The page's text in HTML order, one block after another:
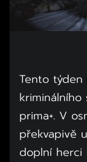
Tento
prima+. V
překvapivě
doplní herci